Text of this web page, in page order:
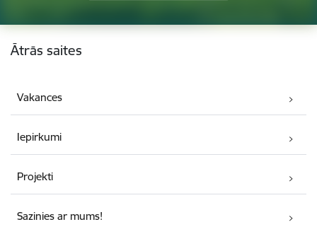
Kājene
Ātrās saites
Vakances
Iepirkumi
Projekti
Sazinies ar mums!